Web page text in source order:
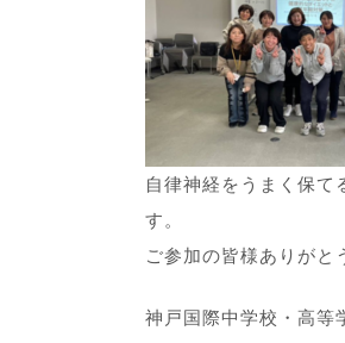
自律神経をうまく保て
す。
ご参加の皆様ありがと
神戸国際中学校・高